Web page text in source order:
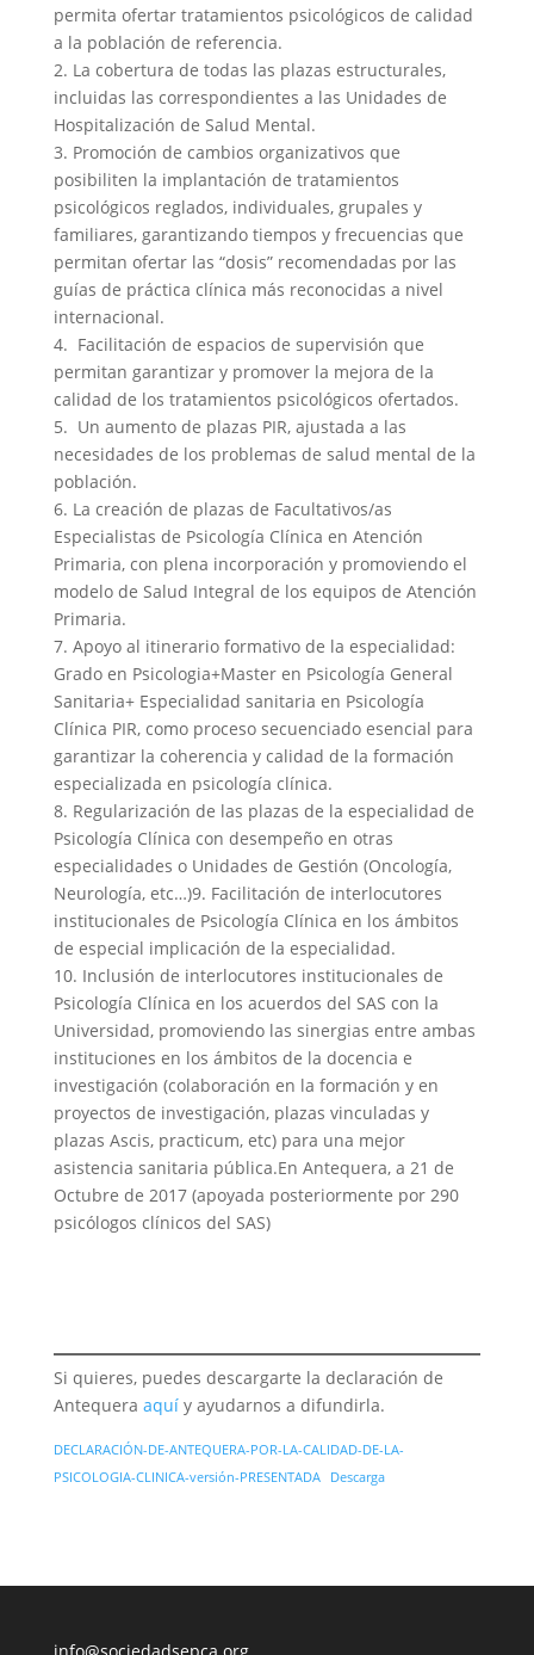
permita ofertar tratamientos psicológicos de calidad
a la población de referencia.
2. La cobertura de todas las plazas estructurales,
incluidas las correspondientes a las Unidades de
Hospitalización de Salud Mental.
3. Promoción de cambios organizativos que
posibiliten la implantación de tratamientos
psicológicos reglados, individuales, grupales y
familiares, garantizando tiempos y frecuencias que
permitan ofertar las “dosis” recomendadas por las
guías de práctica clínica más reconocidas a nivel
internacional.
4. Facilitación de espacios de supervisión que
permitan garantizar y promover la mejora de la
calidad de los tratamientos psicológicos ofertados.
5. Un aumento de plazas PIR, ajustada a las
necesidades de los problemas de salud mental de la
población.
6. La creación de plazas de Facultativos/as
Especialistas de Psicología Clínica en Atención
Primaria, con plena incorporación y promoviendo el
modelo de Salud Integral de los equipos de Atención
Primaria.
7. Apoyo al itinerario formativo de la especialidad:
Grado en Psicologia+Master en Psicología General
Sanitaria+ Especialidad sanitaria en Psicología
Clínica PIR, como proceso secuenciado esencial para
garantizar la coherencia y calidad de la formación
especializada en psicología clínica.
8. Regularización de las plazas de la especialidad de
Psicología Clínica con desempeño en otras
especialidades o Unidades de Gestión (Oncología,
Neurología, etc…)9. Facilitación de interlocutores
institucionales de Psicología Clínica en los ámbitos
de especial implicación de la especialidad.
10. Inclusión de interlocutores institucionales de
Psicología Clínica en los acuerdos del SAS con la
Universidad, promoviendo las sinergias entre ambas
instituciones en los ámbitos de la docencia e
investigación (colaboración en la formación y en
proyectos de investigación, plazas vinculadas y
plazas Ascis, practicum, etc) para una mejor
asistencia sanitaria pública.En Antequera, a 21 de
Octubre de 2017 (apoyada posteriormente por 290
psicólogos clínicos del SAS)
Si quieres, puedes descargarte la declaración de
Antequera aquíy ayudarnos a difundirla.
DECLARACIÓN-DE-ANTEQUERA-POR-LA-CALIDAD-DE-LA-
PSICOLOGIA-CLINICA-versión-PRESENTADA
Descarga